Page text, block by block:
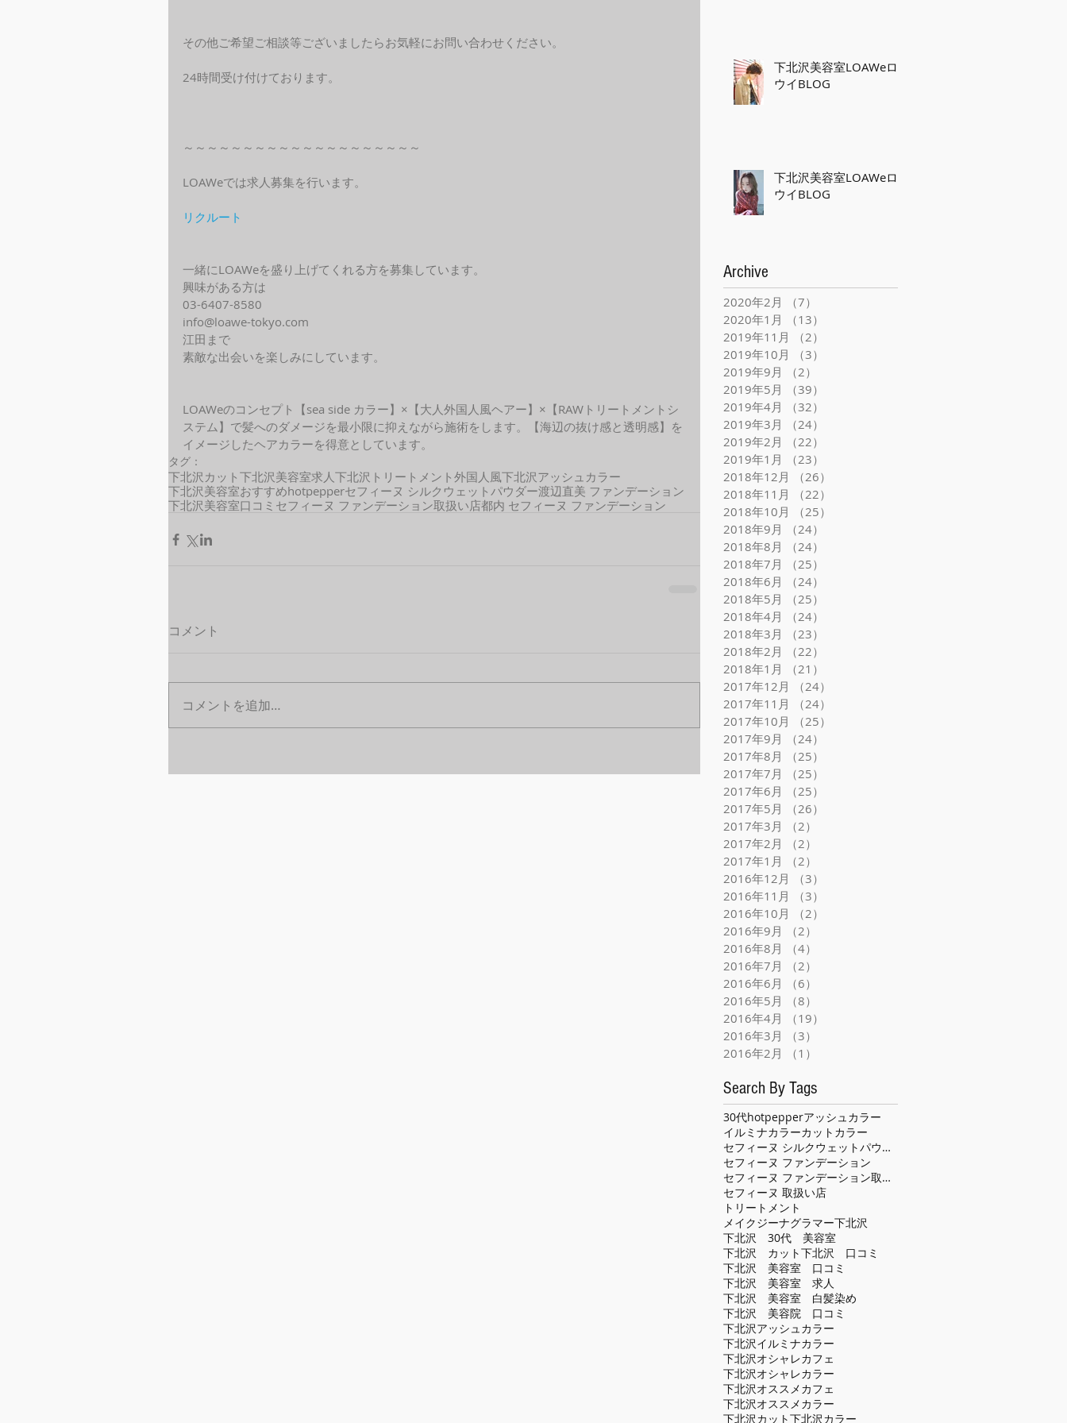
その他ご希望ご相談等ございましたらお気軽にお問い合わせください。
24時間受け付けております。
～～～～～～～～～～～～～～～～～～～～
LOAWeでは求人募集を行います。
リクルート
一緒にLOAWeを盛り上げてくれる方を募集しています。
興味がある方は
03-6407-8580
info@loawe-tokyo.com
江田まで
素敵な出会いを楽しみにしています。
LOAWeのコンセプト【sea side カラー】×【大人外国人風ヘアー】×【RAWトリートメントシ
ステム】で髪へのダメージを最小限に抑えながら施術をします。【海辺の抜け感と透明感】を
イメージしたヘアカラーを得意としています。
タグ：
下北沢カット 下北沢美容室求人下北沢トリートメント 外国人風下北沢アッシュカラー
下北沢美容室おすすめhotpepperセフィーヌ シルクウェットパウダー渡辺直美 ファンデーション
下北沢美容室口コミ セフィーヌ ファンデーション取扱い店都内 セフィーヌ ファンデーション
コメント
コメントを追加…
下北沢美容室LOAWeロ
ウイBLOG
下北沢美容室LOAWeロ
ウイBLOG
Archive
2020年2月 （7）
2020年1月
（13）
2019年11月
（2）
2019年10月
（3）
2019年9月
（2）
2019年5月
（39）
2019年4月
（32）
2019年3月
（24）
2019年2月
（22）
2019年1月
（23）
2018年12月
（26）
2018年11月
（22）
2018年10月
（25）
2018年9月
（24）
2018年8月
（24）
2018年7月
（25）
2018年6月
（24）
2018年5月
（25）
2018年4月
（24）
2018年3月
（23）
2018年2月
（22）
2018年1月
（21）
2017年12月
（24）
2017年11月
（24）
2017年10月
（25）
2017年9月
（24）
2017年8月
（25）
2017年7月
（25）
2017年6月
（25）
2017年5月
（26）
2017年3月
（2）
2017年2月
（2）
2017年1月
（2）
2016年12月
（3）
2016年11月
（3）
2016年10月
（2）
2016年9月
（2）
2016年8月
（4）
2016年7月
（2）
2016年6月
（6）
2016年5月
（8）
2016年4月
（19）
2016年3月
（3）
2016年2月
（1）
Search By Tags
30代hotpepperアッシュカラー
イルミナカラーカット カラー
セフィーヌ シルクウェットパウダー
セフィーヌ ファンデーション
セフィーヌ ファンデーション取扱い店
セフィーヌ 取扱い店
トリートメント
メイクジーナグラマー下北沢
下北沢 30代 美容室
下北沢 カット下北沢 口コミ
下北沢 美容室 口コミ
下北沢 美容室 求人
下北沢 美容室 白髪染め
下北沢 美容院 口コミ
下北沢アッシュカラー
下北沢イルミナカラー
下北沢オシャレカフェ
下北沢オシャレカラー
下北沢オススメカフェ
下北沢オススメカラー
下北沢カット下北沢カラー